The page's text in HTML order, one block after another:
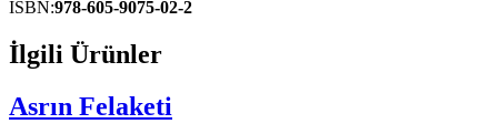
ISBN:978-605-9075-02-2
İlgili Ürünler
Asrın Felaketi